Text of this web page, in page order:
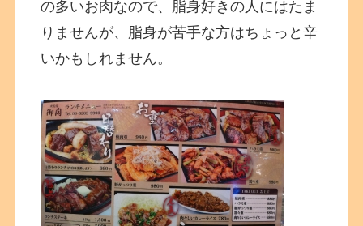
の多いお肉なので、脂身好きの人にはたま
りませんが、脂身が苦手な方はちょっと辛
いかもしれません。